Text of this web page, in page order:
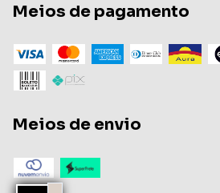
Meios de pagamento
Meios de envio